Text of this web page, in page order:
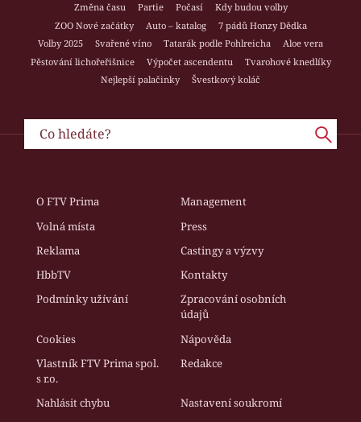
Změna času
Partie Počasí
Kdy budou volby
ZOO Nové začátky
Auto – katalog
7 pádů Honzy Dědka
Volby 2025
Svařené víno Tatarák podle Pohlreicha
Aloe vera
Pěstování lichořeřišnice
Výpočet ascendentu
Tvarohové knedlíky
Nejlepší palačinky
Švestkový koláč
O FTV Prima
Management
Volná místa
Press
Reklama
Castingy a výzvy
HbbTV
Kontakty
Podmínky užívání
Zpracování osobních
údajů
Cookies
Nápověda
Vlastník FTV Prima spol.
s r.o.
Redakce
Nahlásit chybu Nastavení soukromí